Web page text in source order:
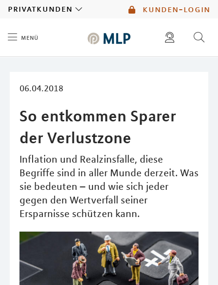
kunden-login
privatkunden
menü
06.04.2018
So entkommen Sparer
der Verlustzone
Inflation und Realzinsfalle, diese
Begriffe sind in aller Munde derzeit. Was
sie bedeuten – und wie sich jeder
gegen den Wertverfall seiner
Ersparnisse schützen kann.